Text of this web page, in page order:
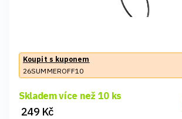
Koupit s kuponem
26SUMMEROFF10
Skladem více než 10 ks
249 Kč